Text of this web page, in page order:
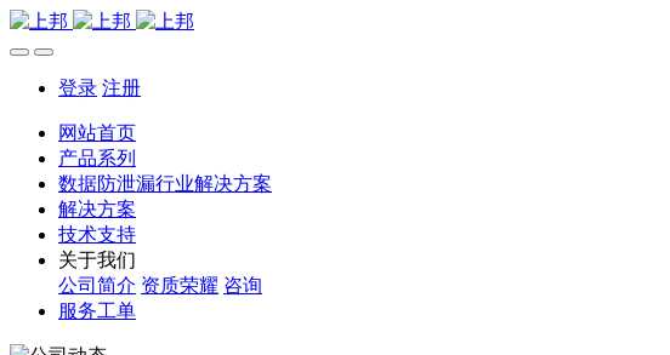
登录 注册
网站首页
产品系列
数据防泄漏行业解决方案
解决方案
技术支持
关于我们
公司简介 资质荣耀 咨询
服务工单